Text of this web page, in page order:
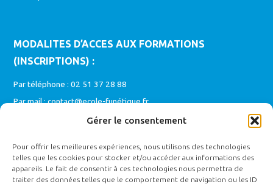
Gérer le consentement
Pour offrir les meilleures expériences, nous utilisons des technologies
telles que les cookies pour stocker et/ou accéder aux informations des
appareils. Le fait de consentir à ces technologies nous permettra de
traiter des données telles que le comportement de navigation ou les ID
MODALITES D’ACCES AUX FORMATIONS
(INSCRIPTIONS) :
Par téléphone : 02 51 37 28 88
Par mail :contact@ecole-funétique.fr